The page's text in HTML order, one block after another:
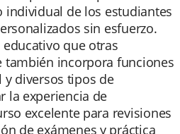
de los estudiantes
sin esfuerzo.
que otras
también incorpora funciones
diversos tipos de
la experiencia de
excelente para revisiones
de exámenes y práctica